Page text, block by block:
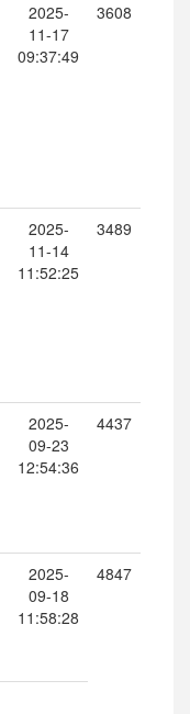
2025-
11-17
09:37:49
3608
2025-
11-14
11:52:25
3489
2025-
09-23
12:54:36
4437
2025-
09-18
11:58:28
4847